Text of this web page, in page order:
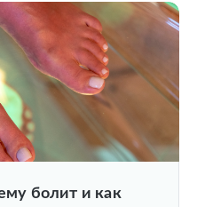
болит и как